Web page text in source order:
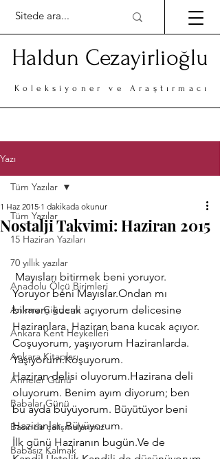
Haldun Cezayirlioğlu
Koleksiyoner ve Araştırmacı
Yazı
Tüm Yazılar
15 Haziran Yazıları
70 yıllık yazılar
Anadolu Ölçü Birimleri
Ankara Çiğdemi
Ankara Kent Heykelleri
Ankara Kitapları
Anneler Günü
Babalar Günü
Basında çalışmalarımız
Babasız Kalmak
Tüm Yazılar
Nostalji Takvimi: Haziran 2015
1 Haz 2015 1 dakikada okunur
Yoruyor beni Mayıslar.Ondan mı
bilmem kucak açıyorum delicesine
Haziranlara. Haziran bana kucak açıyor.
Coşuyorum, yaşıyorum Haziranlarda.
Yaşıyorum.Koşuyorum.
Haziran delisi oluyorum.Hazirana deli
oluyorum. Benim ayım diyorum; ben
bu ayda büyüyorum. Büyütüyor beni
Haziranlar. Büyüyorum.
İlk günü Haziranın bugün.Ve de